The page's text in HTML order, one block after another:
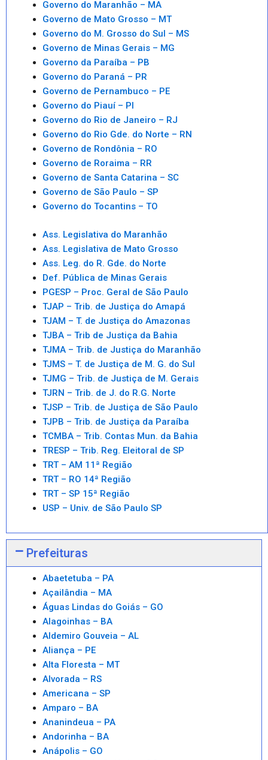
Governo do Maranhão – MA
Governo de Mato Grosso – MT
Governo do M. Grosso do Sul – MS
Governo de Minas Gerais – MG
Governo da Paraíba – PB
Governo do Paraná – PR
Governo de Pernambuco – PE
Governo do Piauí – PI
Governo do Rio de Janeiro – RJ
Governo do Rio Gde. do Norte – RN
Governo de Rondônia – RO
Governo de Roraima – RR
Governo de Santa Catarina – SC
Governo de São Paulo – SP
Governo do Tocantins – TO
Ass. Legislativa do Maranhão
Ass. Legislativa de Mato Grosso
Ass. Leg. do R. Gde. do Norte
Def. Pública de Minas Gerais
PGESP – Proc. Geral de São Paulo
TJAP – Trib. de Justiça do Amapá
TJAM – T. de Justiça do Amazonas
TJBA – Trib de Justiça da Bahia
TJMA – Trib. de Justiça do Maranhão
TJMS – T. de Justiça de M. G. do Sul
TJMG – Trib. de Justiça de M. Gerais
TJRN – Trib. de J. do R.G. Norte
TJSP – Trib. de Justiça de São Paulo
TJPB – Trib. de Justiça da Paraíba
TCMBA – Trib. Contas Mun. da Bahia
TRESP – Trib. Reg. Eleitoral de SP
TRT – AM 11ª Região
TRT – RO 14ª Região
TRT – SP 15ª Região
USP – Univ. de São Paulo SP
Prefeituras
Abaetetuba – PA
Açailândia – MA
Águas Lindas do Goiás – GO
Alagoinhas – BA
Aldemiro Gouveia – AL
Aliança – PE
Alta Floresta – MT
Alvorada – RS
Americana – SP
Amparo – BA
Ananindeua – PA
Andorinha – BA
Anápolis – GO